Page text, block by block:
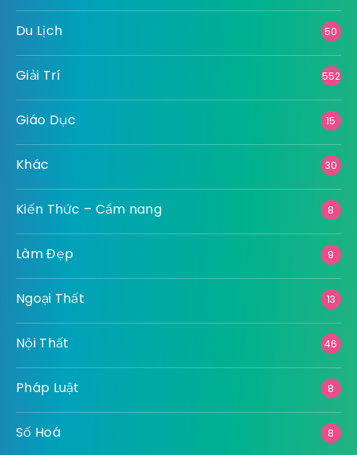
Du Lịch 50
Giải Trí 552
Giáo Dục 15
Khác 30
Kiến Thức – Cẩm nang 8
Làm Đẹp 9
Ngoại Thất 13
Nội Thất 46
Pháp Luật 8
Số Hoá 8